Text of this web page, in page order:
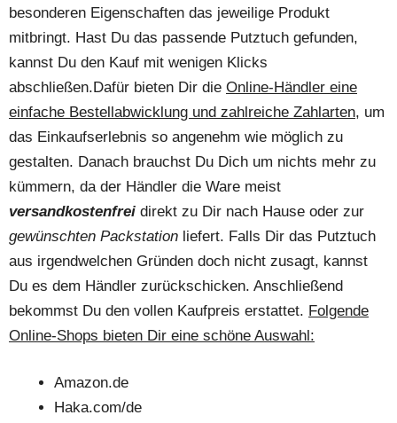
besonderen Eigenschaften das jeweilige Produkt
mitbringt. Hast Du das passende Putztuch gefunden,
kannst Du den Kauf mit wenigen Klicks
abschließen.Dafür bieten Dir die Online-Händler eine
einfache Bestellabwicklung und zahlreiche Zahlarten, um
das Einkaufserlebnis so angenehm wie möglich zu
gestalten. Danach brauchst Du Dich um nichts mehr zu
kümmern, da der Händler die Ware meist
versandkostenfrei direkt zu Dir nach Hause oder zur
gewünschten Packstation liefert. Falls Dir das Putztuch
aus irgendwelchen Gründen doch nicht zusagt, kannst
Du es dem Händler zurückschicken. Anschließend
bekommst Du den vollen Kaufpreis erstattet. Folgende
Online-Shops bieten Dir eine schöne Auswahl:
Amazon.de
Haka.com/de